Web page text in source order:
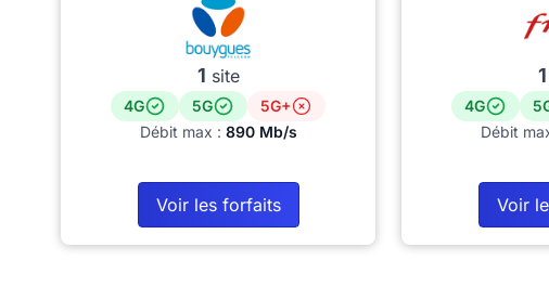
1 site
4G 5G
5G+
Débit max : 890 Mb/s
Voir les forfaits
1
4G
Débit
Voir